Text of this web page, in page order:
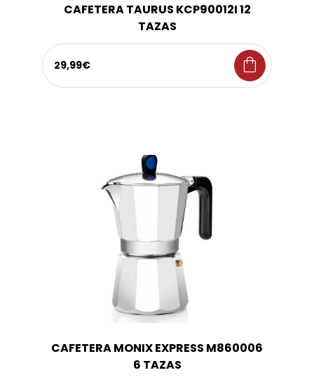
CAFETERA TAURUS KCP90012I 12
TAZAS
29,99€ shopping_bag
CAFETERA MONIX EXPRESS M860006
6 TAZAS